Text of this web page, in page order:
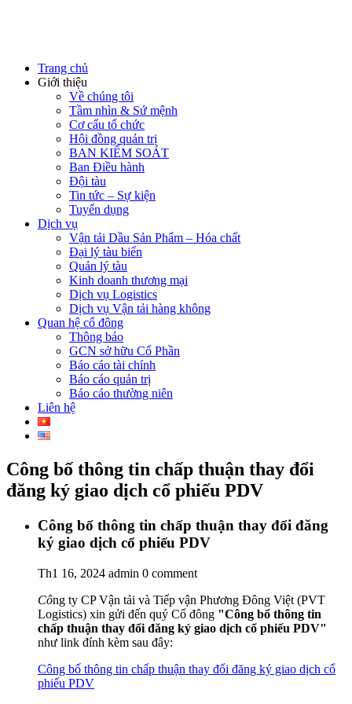
Trang chủ
Giới thiệu
Về chúng tôi
Tầm nhìn & Sứ mệnh
Cơ cấu tổ chức
Hội đồng quản trị
BAN KIỂM SOÁT
Ban Điều hành
Đội tàu
Tin tức – Sự kiện
Tuyển dụng
Dịch vụ
Vận tải Dầu Sản Phẩm – Hóa chất
Đại lý tàu biển
Quản lý tàu
Kinh doanh thương mại
Dịch vụ Logistics
Dịch vụ Vận tải hàng không
Quan hệ cổ đông
Thông báo
GCN sở hữu Cổ Phần
Báo cáo tài chính
Báo cáo quản trị
Báo cáo thường niên
Liên hệ
Công bố thông tin chấp thuận thay đổi
đăng ký giao dịch cổ phiếu PDV
Công bố thông tin chấp thuận thay đổi đăng
ký giao dịch cổ phiếu PDV
Th1 16, 2024 admin 0 comment
Công ty CP Vận tải và Tiếp vận Phương Đông Việt (PVT
Logistics) xin gửi đến quý Cổ đông "Công bố thông tin
chấp thuận thay đổi đăng ký giao dịch cổ phiếu PDV"
như link đính kèm sau đây:
Công bố thông tin chấp thuận thay đổi đăng ký giao dịch cổ
phiếu PDV